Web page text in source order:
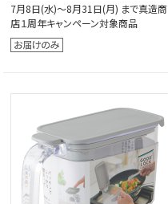
7月8日(水)～8月31日(月) まで真造商
店１周年キャンペーン対象商品